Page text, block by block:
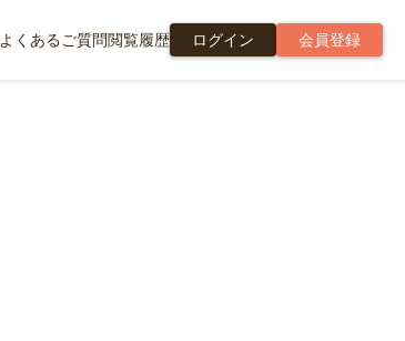
よくあるご質問閲覧履歴 ログイン 会員登録